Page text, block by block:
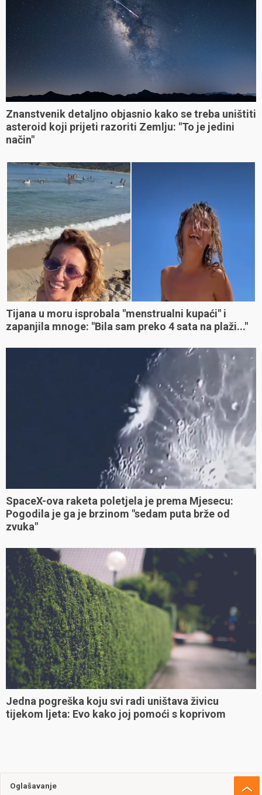
Znanstvenik detaljno objasnio kako se treba uništiti
asteroid koji prijeti razoriti Zemlju: "To je jedini
način"
Tijana u moru isprobala "menstrualni kupaći" i
zapanjila mnoge: "Bila sam preko 4 sata na plaži..."
SpaceX-ova raketa poletjela je prema Mjesecu:
Pogodila je ga je brzinom "sedam puta brže od
zvuka"
Jedna pogreška koju svi radi uništava živicu
tijekom ljeta: Evo kako joj pomoći s koprivom
Oglašavanje